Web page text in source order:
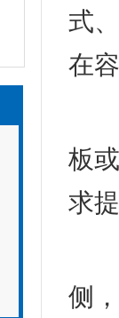
式
在
板
求
侧